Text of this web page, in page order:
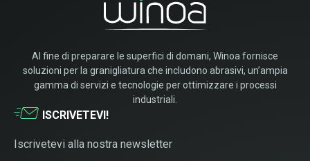
Al fine di preparare le superfici di domani, Winoa fornisce
soluzioni per la granigliatura che includono abrasivi, un’ampia
gamma di servizi e tecnologie per ottimizzare i processi
industriali.
ISCRIVETEVI!
Iscrivetevi alla nostra newsletter